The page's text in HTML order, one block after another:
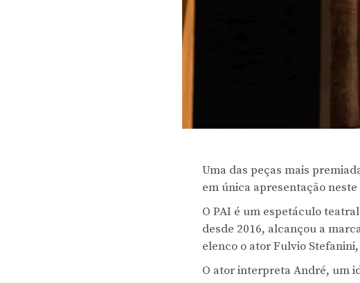
Uma das peças mais
em única apresentação
O PAI é um espetáculo
desde 2016, alcançou a
elenco o ator Fulvio
O ator interpreta André, um